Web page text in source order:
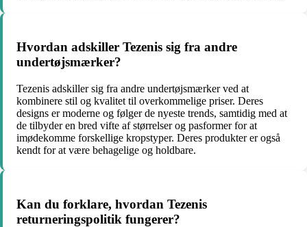
Hvordan adskiller Tezenis sig fra andre
undertøjsmærker?
Tezenis adskiller sig fra andre undertøjsmærker ved at
kombinere stil og kvalitet til overkommelige priser. Deres
designs er moderne og følger de nyeste trends, samtidig med at
de tilbyder en bred vifte af størrelser og pasformer for at
imødekomme forskellige kropstyper. Deres produkter er også
kendt for at være behagelige og holdbare.
Kan du forklare, hvordan Tezenis
returneringspolitik fungerer?